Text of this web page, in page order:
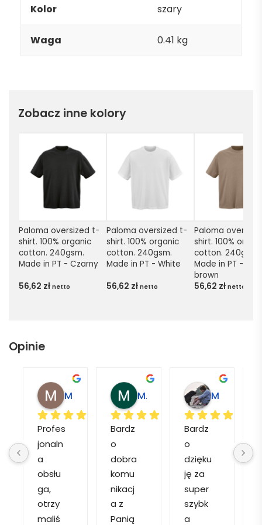
Kolor szary
Waga 0.41 kg
Zobacz inne kolory
Paloma oversized t-
shirt. 100% organic
cotton. 240gsm.
Made in PT - Czarny
56,62 zł netto
Paloma oversized t-
shirt. 100% organic
cotton. 240gsm.
Made in PT - White
56,62 zł netto
Paloma
shirt. 100%
cotton. 240gsm.
Made in PT -
brown
56,62 zł netto
Opinie
Profes
jonaln
a
obsłu
ga,
otrzy
maliś
Marcin M.
Bardz
o
dobra
komu
nikacj
a z
Panią
Bardz
o
dzięku
ję za
super
szybk
a